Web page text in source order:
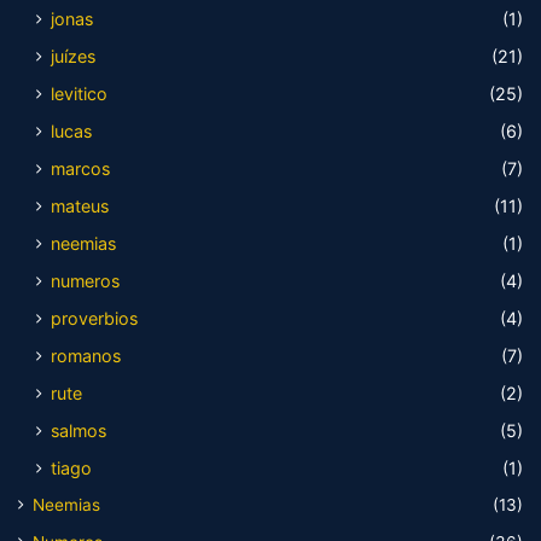
jonas
(1)
juízes
(21)
levitico
(25)
lucas
(6)
marcos
(7)
mateus
(11)
neemias
(1)
numeros
(4)
proverbios
(4)
romanos
(7)
rute
(2)
salmos
(5)
tiago
(1)
Neemias
(13)